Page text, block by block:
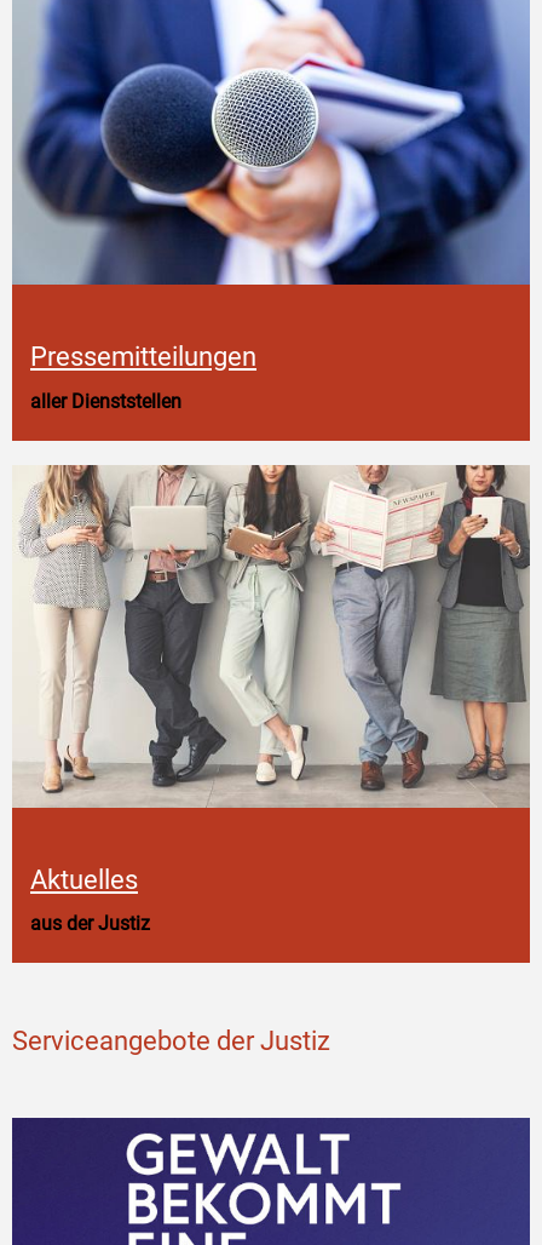
Pressemitteilungen
aller Dienststellen
Aktuelles
aus der Justiz
Serviceangebote der Justiz